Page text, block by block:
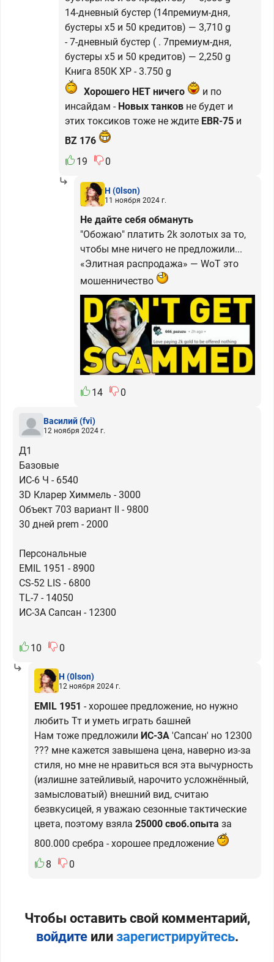
14-дневный бустер (14премиум-дня,
бустеры х5 и 50 кредитов) — 3,710 g
- 7-дневный бустер ( . 7премиум-дня,
бустеры х5 и 50 кредитов) — 2,250 g
Книга 850К XP - 3.750 g
Хорошего НЕТ ничего
и по
инсайдам - Новых танков не будет и
этих токсиков тоже не ждите EBR-75 и
BZ 176
19
0
H (0lson)
11 ноября 2024 г.
Не дайте себя обмануть
"Обожаю" платить 2k золотых за то,
чтобы мне ничего не предложили...
«Элитная распродажа» — WoT это
мошенничество
14 0
Василий(fvi)
12 ноября 2024 г.
Д1
Базовые
ИС-6 Ч - 6540
3D Кларер Химмель - 3000
Объект 703 вариант II - 9800
30 дней prem - 2000
Персональные
EMIL 1951 - 8900
CS-52 LIS - 6800
TL-7 - 14050
ИС-3А Сапсан - 12300
10 0
H (0lson)
12 ноября 2024 г.
EMIL 1951 - хорошее предложение, но нужно
любить Тт и уметь играть башней
Нам тоже предложили ИС-3А 'Сапсан' но 12300
??? мне кажется завышена цена, наверно из-за
стиля, но мне не нравиться вся эта вычурность
(излишне затейливый, нарочито усложнённый,
замысловатый) внешний вид, считаю
безвкусицей, я уважаю сезонные тактические
цвета, поэтому взяла 25000 своб.опыта за
800.000 сребра - хорошее предложение
8
0
Чтобы оставить свой комментарий,
войдитеили зарегистрируйтесь.